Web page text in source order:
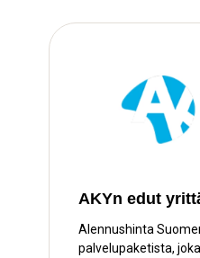
AKYn edut
Alennushinta
palvelupaketista,